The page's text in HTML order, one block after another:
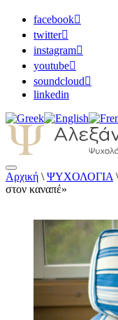
facebook
twitter
instagram
youtube
soundcloud
linkedin
Αλεξάνδρα
Αρχική \ ΨΥΧΟΛΟΓΙΑ \
στον καναπέ»